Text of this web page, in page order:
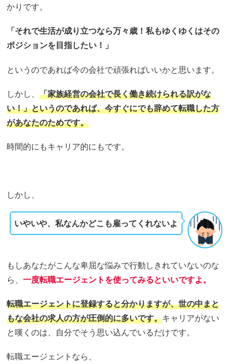
かりです。
「それで生活が成り立つなら万々歳！私もゆくゆくはその
ポジションを目指したい！」
というのであれば今の会社で頑張ればいいかと思います。
しかし、「家族経営の会社で長く働き続けられる訳がな
い！」というのであれば、今すぐにでも辞めて転職した方
があなたのためです。
時間的にもキャリア的にもです。
しかし、
いやいや、私なんかどこも雇ってくれないよ
もしあなたがこんな卑屈な悩みで行動しきれていないのな
ら、一度転職エージェントを使ってみるといいですよ。
転職エージェントに登録すると分かりますが、世の中まと
もな会社の求人の方が圧倒的に多いです。キャリアがない
と嘆くのは、自分でそう思い込んでいるだけです。
転職エージェントなら、